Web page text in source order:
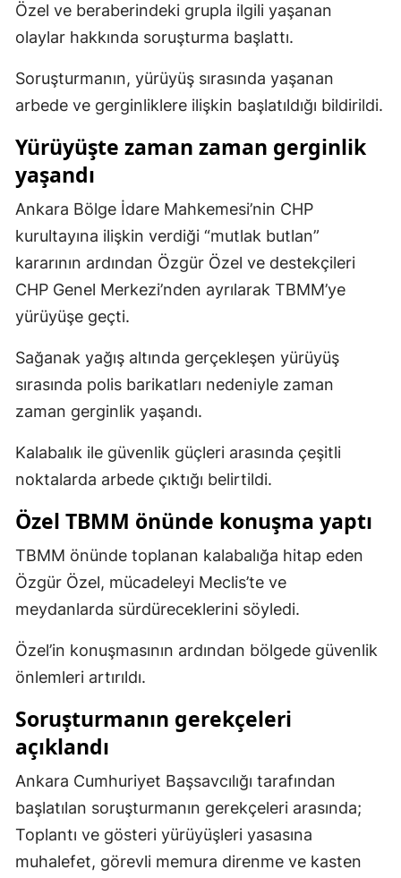
Hakkari
Isparta
İzmir
Kars
Kastamonu
Kırklareli
Kırşehir
Kocaeli
Konya
Malatya
Kahramanmaraş
Mardin
Muş
Niğde
Ordu
Rize
Özel ve beraberindeki grupla ilgili yaşanan
olaylar hakkında soruşturma başlattı.
Soruşturmanın, yürüyüş sırasında yaşanan
arbede ve gerginliklere ilişkin başlatıldığı bildirildi.
Yürüyüşte zaman zaman gerginlik
yaşandı
Ankara Bölge İdare Mahkemesi’nin CHP
kurultayına ilişkin verdiği “mutlak butlan”
kararının ardından Özgür Özel ve destekçileri
CHP Genel Merkezi’nden ayrılarak TBMM’ye
yürüyüşe geçti.
Sağanak yağış altında gerçekleşen yürüyüş
sırasında polis barikatları nedeniyle zaman
zaman gerginlik yaşandı.
Kalabalık ile güvenlik güçleri arasında çeşitli
noktalarda arbede çıktığı belirtildi.
Özel TBMM önünde konuşma yaptı
TBMM önünde toplanan kalabalığa hitap eden
Özgür Özel, mücadeleyi Meclis’te ve
meydanlarda sürdüreceklerini söyledi.
Özel’in konuşmasının ardından bölgede güvenlik
önlemleri artırıldı.
Soruşturmanın gerekçeleri
açıklandı
Ankara Cumhuriyet Başsavcılığı tarafından
başlatılan soruşturmanın gerekçeleri arasında;
Toplantı ve gösteri yürüyüşleri yasasına
muhalefet, görevli memura direnme ve kasten